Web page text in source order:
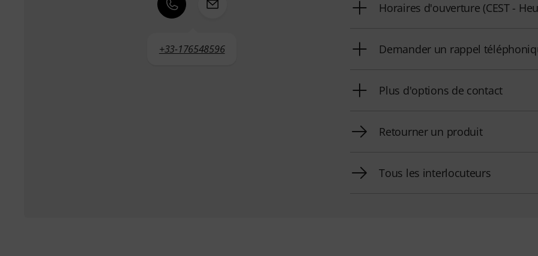
+33-176548596
Horaires d'ouverture (CEST -
Demander un rappel
Plus d'options de contact
Retourner un produit
Tous les interlocuteurs